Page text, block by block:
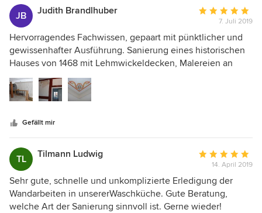
wurde gearbeitet: Wohnzimmer, Esszimmer, Bad, WC,
Küche, Flur.
JB Judith Brandlhuber
Bewertung:
5
von
5
7. Juli 2019
Hervorragendes Fachwissen, gepaart mit pünktlicher und
gewissenhafter Ausführung. Sanierung eines historischen
Hauses von 1468 mit Lehmwickeldecken, Malereien an
Decken und Wänden sowie Stuck.
Gefällt mir
TL Tilmann Ludwig
Bewertung:
5
von
5
14. April 2019
Sehr gute, schnelle und unkomplizierte Erledigung der
Wandarbeiten in unsererWaschküche. Gute Beratung,
welche Art der Sanierung sinnvoll ist. Gerne wieder!